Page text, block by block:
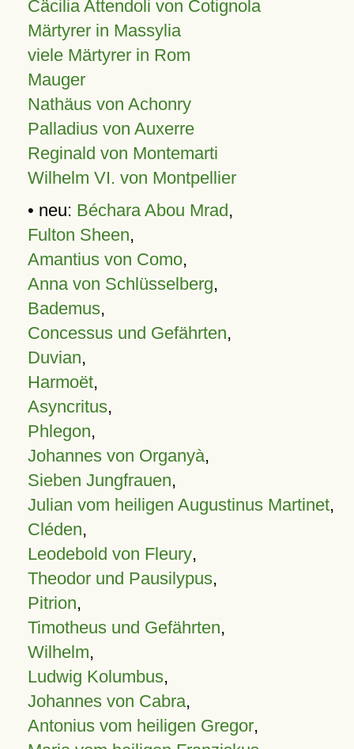
Cäcilia Attendoli von Cotignola
Märtyrer in Massylia
viele Märtyrer in Rom
Mauger
Nathäus von Achonry
Palladius von Auxerre
Reginald von Montemarti
Wilhelm VI. von Montpellier
• neu: Béchara Abou Mrad,
Fulton Sheen,
Amantius von Como,
Anna von Schlüsselberg,
Bademus,
Concessus und Gefährten,
Duvian,
Harmoët,
Asyncritus,
Phlegon,
Johannes von Organyà,
Sieben Jungfrauen,
Julian vom heiligen Augustinus Martinet,
Cléden,
Leodebold von Fleury,
Theodor und Pausilypus,
Pitrion,
Timotheus und Gefährten,
Wilhelm,
Ludwig Kolumbus,
Johannes von Cabra,
Antonius vom heiligen Gregor,